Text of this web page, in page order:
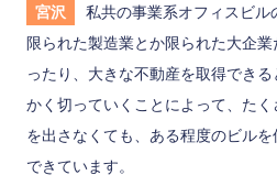
宮沢
私共の事業系オフィスビル
限られた製造業とか限られた大企
ったり、大きな不動産を取得でき
かく切っていくことによって、た
を出さなくても、ある程度のビル
できています。